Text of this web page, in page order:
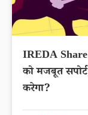
IREDA
को मजबूत
करेगा?